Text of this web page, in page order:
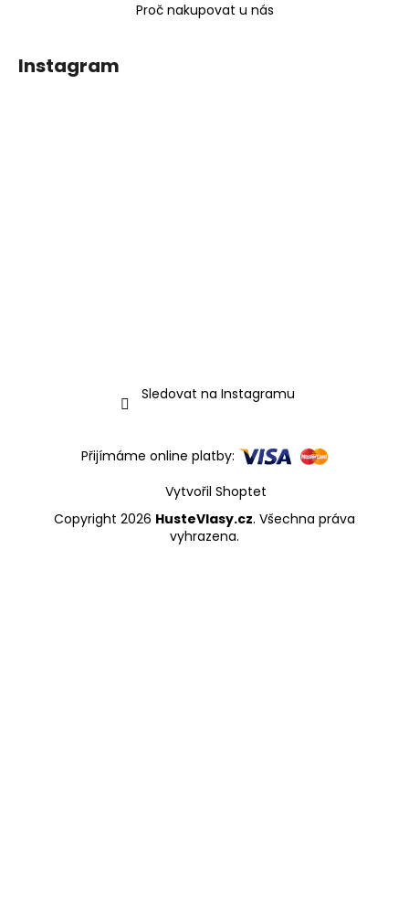
Proč nakupovat u nás
Instagram
Sledovat na Instagramu
Přijímáme online platby:
Vytvořil Shoptet
Copyright 2026 HusteVlasy.cz. Všechna práva
vyhrazena.